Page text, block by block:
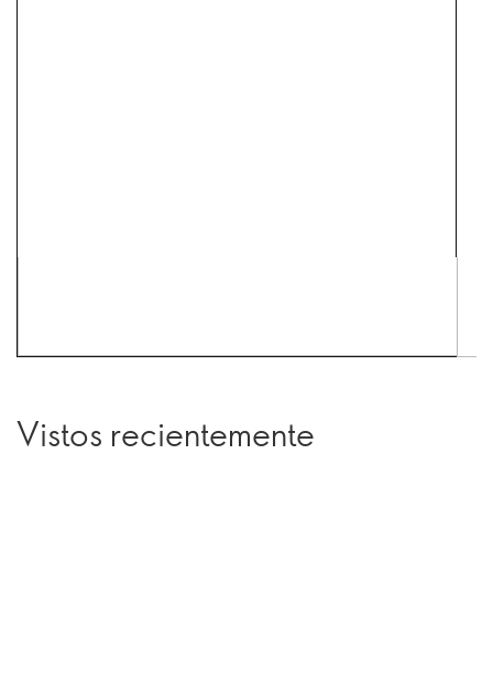
Vistos recientemente